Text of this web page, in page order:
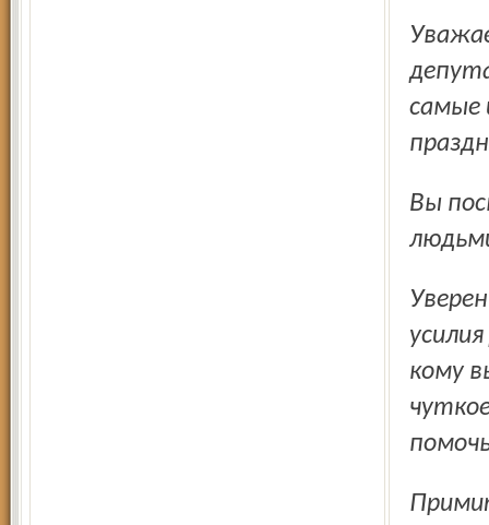
Уважаемые работники социальной сферы! От имени
самые
Вы посвятили себя очень важному делу – работе с
Уверены, что вы и далее будете прикладывать все
кому
Примите благодарность за ваш нелёгкий труд, за